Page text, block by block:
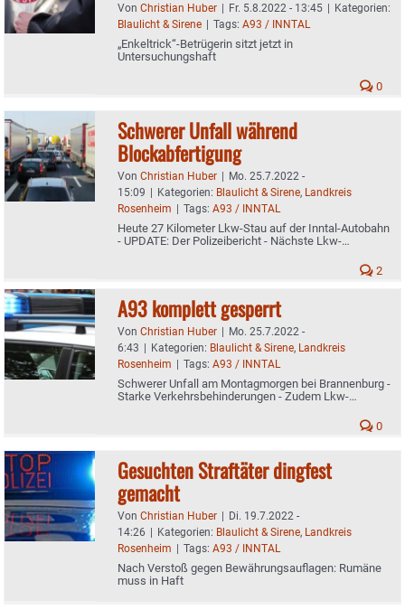
Von Christian Huber | Fr. 5.8.2022 - 13:45 | Kategorien:
Blaulicht & Sirene | Tags: A93 / INNTAL
„Enkeltrick“-Betrügerin sitzt jetzt in
Untersuchungshaft
0
Schwerer Unfall während
Blockabfertigung
Von Christian Huber | Mo. 25.7.2022 -
15:09 | Kategorien: Blaulicht & Sirene, Landkreis
Rosenheim | Tags: A93 / INNTAL
Heute 27 Kilometer Lkw-Stau auf der Inntal-Autobahn
- UPDATE: Der Polizeibericht - Nächste Lkw-
2
A93 komplett gesperrt
Von Christian Huber | Mo. 25.7.2022 -
6:43 | Kategorien: Blaulicht & Sirene, Landkreis
Rosenheim | Tags: A93 / INNTAL
Schwerer Unfall am Montagmorgen bei Brannenburg -
Starke Verkehrsbehinderungen - Zudem Lkw-
0
Gesuchten Straftäter dingfest
gemacht
Von Christian Huber | Di. 19.7.2022 -
14:26 | Kategorien: Blaulicht & Sirene, Landkreis
Rosenheim | Tags: A93 / INNTAL
Nach Verstoß gegen Bewährungsauflagen: Rumäne
muss in Haft